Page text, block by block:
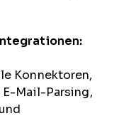
Konnektoren,
Mail-Parsing,